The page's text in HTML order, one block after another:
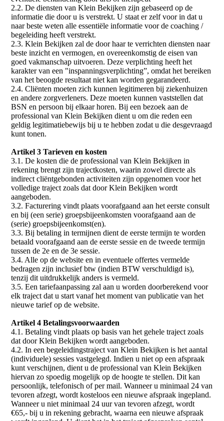
2.2. De diensten van Klein Bekijken zijn gebaseerd op de
informatie die door u is verstrekt. U staat er zelf voor in dat u
naar beste weten alle essentiële informatie voor de coaching /
begeleiding heeft verstrekt.
2.3. Klein Bekijken zal de door haar te verrichten diensten naar
beste inzicht en vermogen, en overeenkomstig de eisen van
goed vakmanschap uitvoeren. Deze verplichting heeft het
karakter van een "inspanningsverplichting”, omdat het bereiken
van het beoogde resultaat niet kan worden gegarandeerd.
2.4. Cliënten moeten zich kunnen legitimeren bij ziekenhuizen
en andere zorgverleners. Deze moeten kunnen vaststellen dat
BSN en persoon bij elkaar horen. Bij een bezoek aan de
professional van Klein Bekijken dient u om die reden een
geldig legitimatiebewijs bij u te hebben zodat u die desgevraagd
kunt tonen.
Artikel 3 Tarieven en kosten
3.1. De kosten die de professional van Klein Bekijken in
rekening brengt zijn trajectkosten, waarin zowel directe als
indirect cliëntgebonden activiteiten zijn opgenomen voor het
volledige traject zoals dat door Klein Bekijken wordt
aangeboden.
3.2. Facturering vindt plaats voorafgaand aan het eerste consult
en bij (een serie) groepsbijeenkomsten voorafgaand aan de
(serie) groepsbijeenkomst(en).
3.3. Bij betaling in termijnen dient de eerste termijn te worden
betaald voorafgaand aan de eerste sessie en de tweede termijn
tussen de 2e en de 3e sessie.
3.4. Alle op de website en in eventuele offertes vermelde
bedragen zijn inclusief btw (indien BTW verschuldigd is),
tenzij dit uitdrukkelijk anders is vermeld.
3.5. Een tariefaanpassing zal aan u worden doorberekend voor
elk traject dat u start vanaf het moment van publicatie van het
nieuwe tarief op de website.
Artikel 4 Betalingsvoorwaarden
4.1. Betaling vindt plaats op basis van het gehele traject zoals
dat door Klein Bekijken wordt aangeboden.
4.2. In een begeleidingstraject van Klein Bekijken is het aantal
(individuele) sessies vastgelegd. Indien u niet op een afspraak
kunt verschijnen, dient u de professional van Klein Bekijken
hiervan zo spoedig mogelijk op de hoogte te stellen. Dit kan
persoonlijk, telefonisch of per mail. Wanneer u minimaal 24 van
tevoren afzegt, wordt kosteloos een nieuwe afspraak ingepland.
Wanneer u niet minimaal 24 uur van tevoren afzegt, wordt
€65,- bij u in rekening gebracht, waarna een nieuwe afspraak